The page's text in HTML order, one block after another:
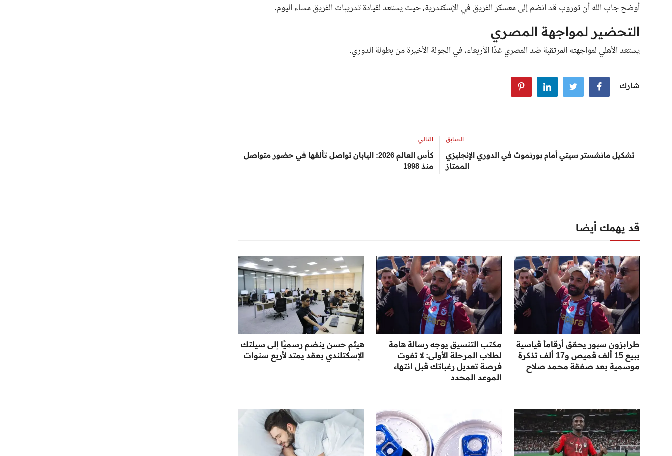
أوضح جاب الله أن توروب قد انضم إلى معسكر الفريق في الإسكندرية، حيث يستعد لقيادة تدريبات الفريق مساء اليوم.
التحضير لمواجهة المصري
يستعد الأهلي لمواجهته المرتقبة ضد المصري غدًا الأربعاء، في الجولة الأخيرة من بطولة الدوري.
شارك
السابق
تشكيل مانشستر سيتي أمام بورنموث في الدوري الإنجليزي
الممتاز
التالي
كأس العالم 2026: اليابان تواصل تألقها في حضور متواصل
منذ 1998
قد يهمك أيضا
طرابزون سبور يحقق أرقاماً قياسية
ببيع 15 ألف قميص و17 ألف تذكرة
موسمية بعد صفقة محمد صلاح
مكتب التنسيق يوجه رسالة هامة
لطلاب المرحلة الأولى: لا تفوت
فرصة تعديل رغباتك قبل انتهاء
الموعد المحدد
هيثم حسن ينضم رسميًا إلى سيلتك
الإسكتلندي بعقد يمتد لأربع سنوات